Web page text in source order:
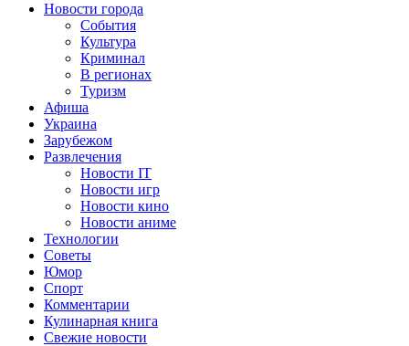
Новости города
События
Культура
Криминал
В регионах
Туризм
Афиша
Украина
Зарубежом
Развлечения
Новости IT
Новости игр
Новости кино
Новости аниме
Технологии
Советы
Юмор
Спорт
Комментарии
Кулинарная книга
Свежие новости